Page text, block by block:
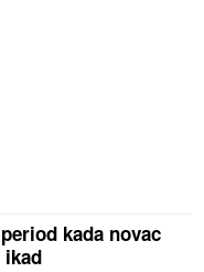
kada novac
ikad